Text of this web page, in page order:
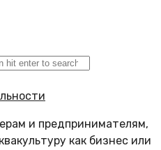
и предпринимателям,
как бизнес или